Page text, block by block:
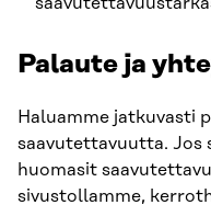
Palaute ja
Haluamme jatkuvasti
saavutettavuutta. Jos
huomasit
sivustollamme,